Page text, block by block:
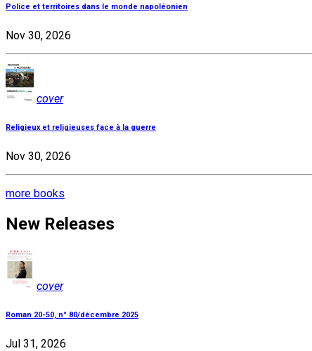
Police et territoires dans le monde napoléonien
Nov 30, 2026
cover
Religieux et religieuses face à la guerre
Nov 30, 2026
more books
New Releases
cover
Roman 20-50, n° 80/décembre 2025
Jul 31, 2026